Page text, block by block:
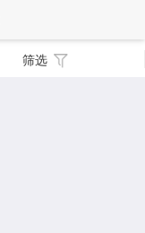
筛选